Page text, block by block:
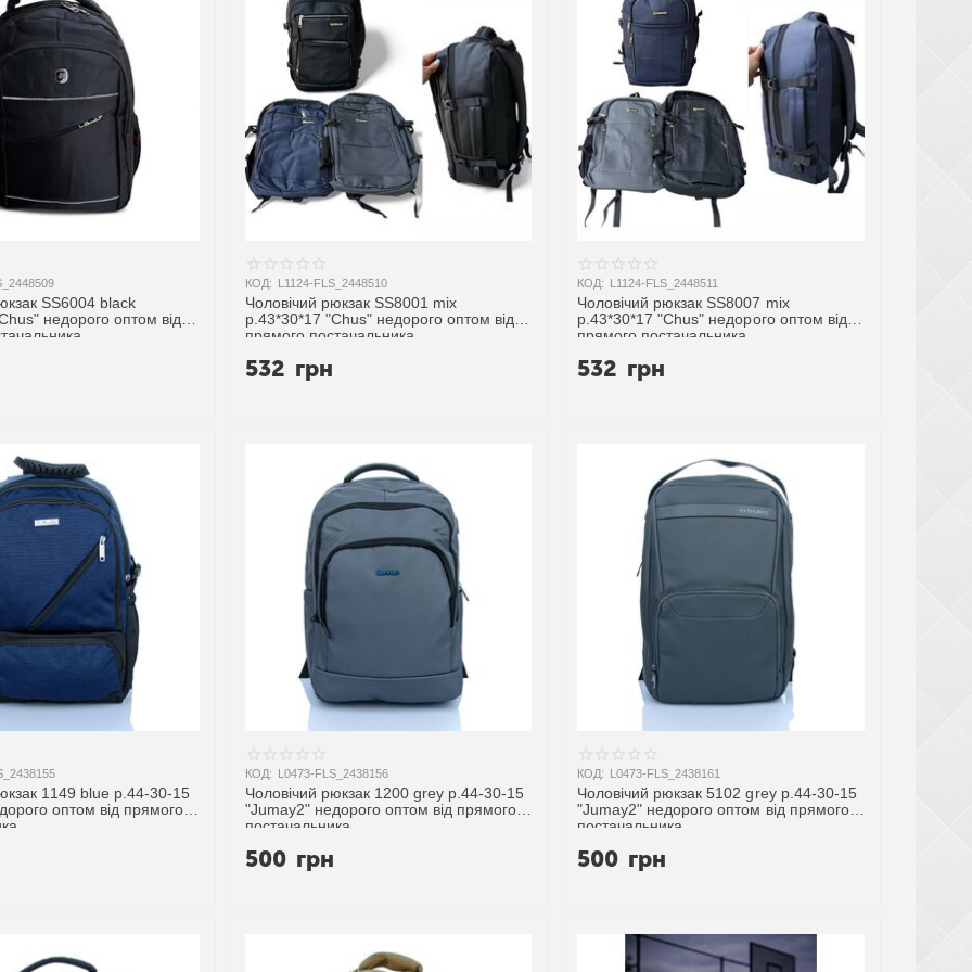
SS6004 black
недорого оптом від
КОД: L1124-FLS_2448510
Чоловічий рюкзак SS8001 mix
р.43*30*17 "Chus" недорого оптом від
прямого постачальника
532 грн
КОД: L1124-FLS_2448511
Чоловічий рюкзак SS8007 mix
р.43*30*17 "Chus" недорого оптом від
прямого постачальника
532 грн
1149 blue р.44-30-15
оптом від прямого
КОД: L0473-FLS_2438156
Чоловічий рюкзак 1200 grey р.44-30-15
"Jumay2" недорого оптом від прямого
постачальника
500 грн
КОД: L0473-FLS_2438161
Чоловічий рюкзак 5102 grey р.44-30-15
"Jumay2" недорого оптом від прямого
постачальника
500 грн